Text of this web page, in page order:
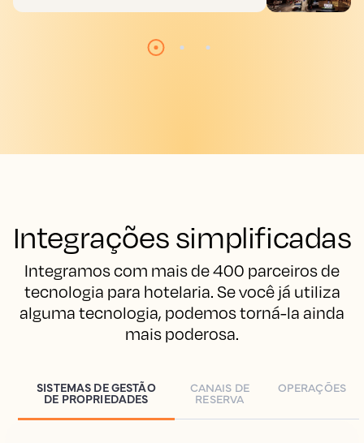
Integrações simplificadas
Integramos com mais de 400 parceiros de
tecnologia para hotelaria. Se você já utiliza
alguma tecnologia, podemos torná-la ainda
mais poderosa.
SISTEMAS DE GESTÃO
DE PROPRIEDADES
CANAIS DE
RESERVA
OPERAÇÕES